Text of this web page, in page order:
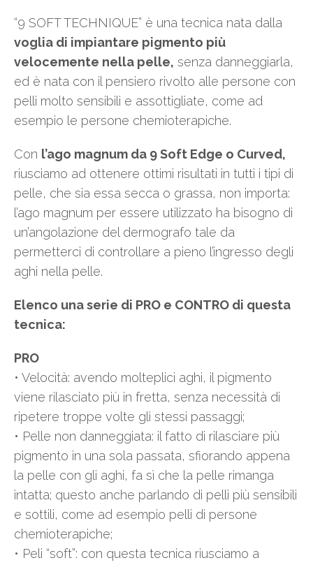
“9 SOFT TECHNIQUE” è una tecnica nata dalla
voglia di impiantare pigmento più
velocemente nella pelle, senza danneggiarla,
ed è nata con il pensiero rivolto alle persone con
pelli molto sensibili e assottigliate, come ad
esempio le persone chemioterapiche.
Con l’ago magnum da 9 Soft Edge o Curved,
riusciamo ad ottenere ottimi risultati in tutti i tipi di
pelle, che sia essa secca o grassa, non importa:
l’ago magnum per essere utilizzato ha bisogno di
un’angolazione del dermografo tale da
permetterci di controllare a pieno l’ingresso degli
aghi nella pelle.
Elenco una serie di PRO e CONTRO di questa
tecnica:
PRO
• Velocità: avendo molteplici aghi, il pigmento
viene rilasciato più in fretta, senza necessità di
ripetere troppe volte gli stessi passaggi;
• Pelle non danneggiata: il fatto di rilasciare più
pigmento in una sola passata, sfiorando appena
la pelle con gli aghi, fa sì che la pelle rimanga
intatta; questo anche parlando di pelli più sensibili
e sottili, come ad esempio pelli di persone
chemioterapiche;
• Peli “soft”: con questa tecnica riusciamo a